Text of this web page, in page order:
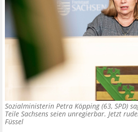
Sozialministerin Petra Köpping (63, SPD)
Teile Sachsens seien unregierbar. Jetzt
Füssel